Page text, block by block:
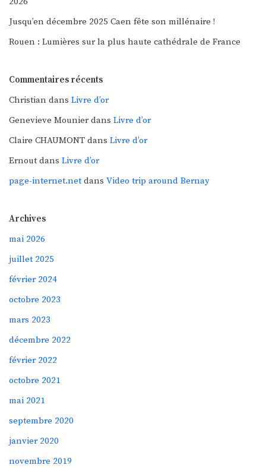
Jusqu’en décembre 2025 Caen fête son millénaire !
Rouen : Lumières sur la plus haute cathédrale de France
Commentaires récents
Christian dans Livre d’or
Genevieve Mounierdans Livre d’or
Claire CHAUMONT dans Livre d’or
Ernout dans Livre d’or
page-internet.net dans Video trip around Bernay
Archives
mai 2026
juillet 2025
février 2024
octobre 2023
mars 2023
décembre 2022
février 2022
octobre 2021
mai 2021
septembre 2020
janvier 2020
novembre 2019